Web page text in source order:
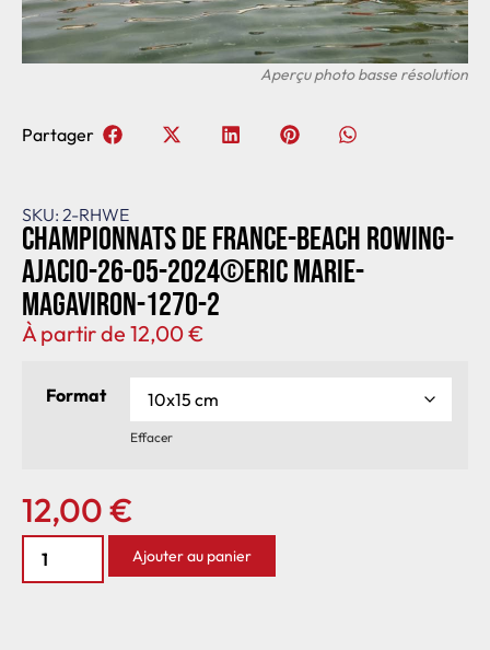
SKU: 2-RHWE
Championnats de France-Beach rowing-
Ajacio-26-05-2024©Eric Marie-
MagAviron-1270-2
À partir de 12,00€
Format
Effacer
12,00€
Ajouter au panier
Partager